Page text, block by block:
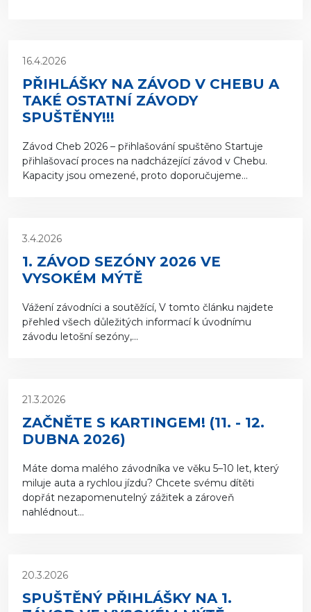
16.4.2026
PŘIHLÁŠKY NA ZÁVOD V CHEBU A
TAKÉ OSTATNÍ ZÁVODY
SPUŠTĚNY!!!
Závod Cheb 2026 – přihlašování spuštěno Startuje
přihlašovací proces na nadcházející závod v Chebu.
Kapacity jsou omezené, proto doporučujeme...
3.4.2026
1. ZÁVOD SEZÓNY 2026 VE
VYSOKÉM MÝTĚ
Vážení závodníci a soutěžící, V tomto článku najdete
přehled všech důležitých informací k úvodnímu
závodu letošní sezóny,...
21.3.2026
ZAČNĚTE S KARTINGEM! (11. - 12.
DUBNA 2026)
Máte doma malého závodníka ve věku 5–10 let, který
miluje auta a rychlou jízdu? Chcete svému dítěti
dopřát nezapomenutelný zážitek a zároveň
nahlédnout...
20.3.2026
SPUŠTĚNÝ PŘIHLÁŠKY NA 1.